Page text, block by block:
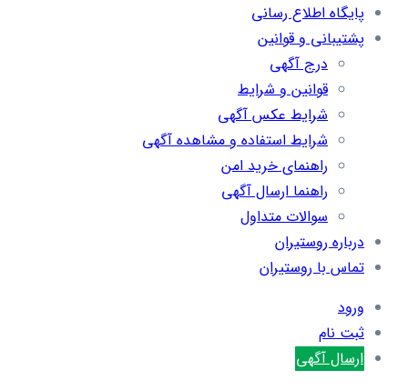
پایگاه اطلاع رسانی
پشتیبانی و قوانین
درج آگهی
قوانین و شرایط
شرایط عکس آگهی
شرایط استفاده و مشاهده آگهی
راهنمای خرید امن
راهنما ارسال آگهی
سوالات متداول
درباره روستیران
تماس با روستیران
ورود
ثبت نام
ارسال آگهی